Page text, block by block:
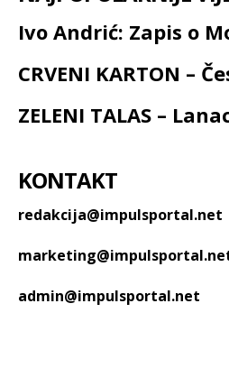
Ivo Andrić: Zapis o
CRVENI KARTON –
ZELENI TALAS –
KONTAKT
redakcija@impulsportal.net
admin@impulsportal.net